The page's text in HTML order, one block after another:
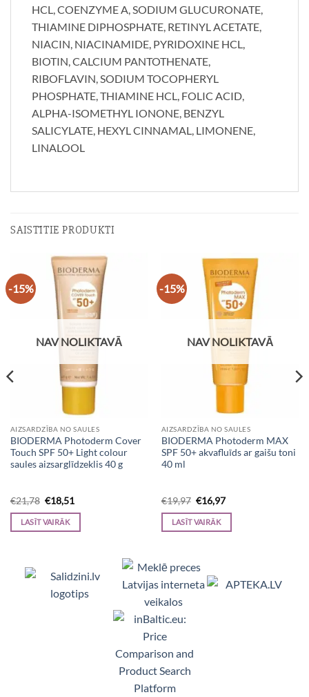
HCL, COENZYME A, SODIUM GLUCURONATE,
THIAMINE DIPHOSPHATE, RETINYL ACETATE,
NIACIN, NIACINAMIDE, PYRIDOXINE HCL,
BIOTIN, CALCIUM PANTOTHENATE,
RIBOFLAVIN, SODIUM TOCOPHERYL
PHOSPHATE, THIAMINE HCL, FOLIC ACID,
ALPHA-ISOMETHYL IONONE, BENZYL
SALICYLATE, HEXYL CINNAMAL, LIMONENE,
LINALOOL
SAISTĪTIE PRODUKTI
-15%
NAV NOLIKTAVĀ
AIZSARDZĪBA NO SAULES
BIODERMA Photoderm Cover
Touch SPF 50+ Light colour
saules aizsarglīdzeklis 40 g
€21,78 Original
price
was:
€21,78.
€18,51
is:
LASĪT VAIRĀK
-15%
NAV NOLIKTAVĀ
AIZSARDZĪBA NO SAULES
BIODERMA Photoderm MAX
SPF 50+ akvafluīds ar gaišu toni
40 ml
€19,97 Original
price
was:
€19,97.
€16,97Current
is:
LASĪT VAIRĀK
Viedpulksteņi, Makita, Ceļojumu